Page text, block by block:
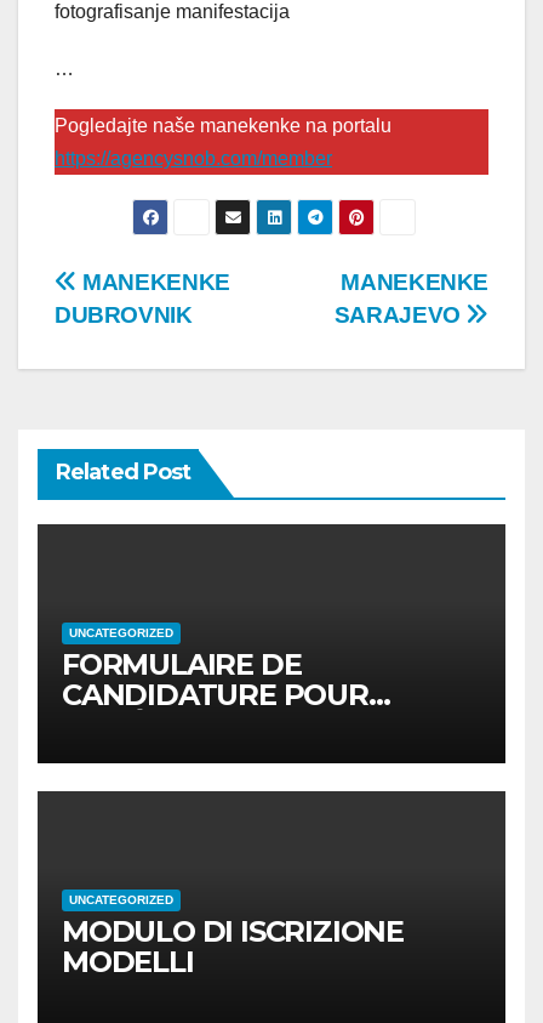
fotografisanje manifestacija
…
Pogledajte naše manekenke na portalu
https://agencysnob.com/member
Post
MANEKENKE
SARAJEVO
MANEKENKE
DUBROVNIK
Related Post
UNCATEGORIZED
FORMULAIRE DE
CANDIDATURE POUR
UNCATEGORIZED
MODULO DI ISCRIZIONE
MODELLI